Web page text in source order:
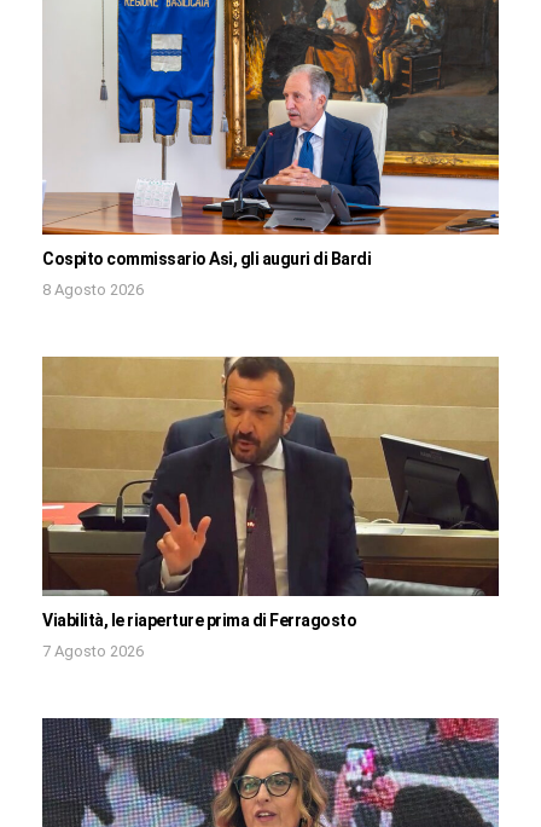
Cospito commissario Asi, gli auguri di Bardi
8 Agosto 2026
Viabilità, le riaperture prima di Ferragosto
7 Agosto 2026